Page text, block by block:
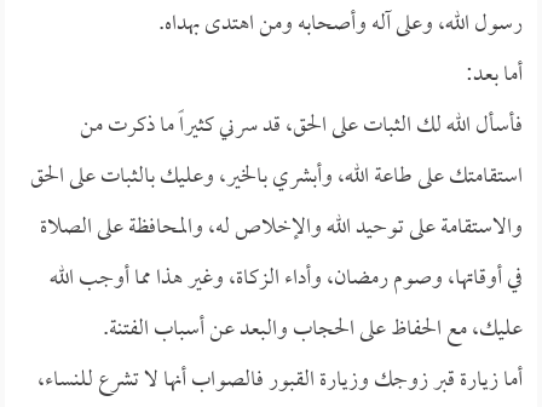
رسول الله، وعلى آله وأصحابه ومن اهتدى بهداه.
أما بعد:
فأسأل الله لك الثبات على الحق، قد سرني كثيراً ما ذكرت من
استقامتك على طاعة الله، وأبشري بالخير، وعليك بالثبات على الحق
والاستقامة على توحيد الله والإخلاص له، والمحافظة على الصلاة
في أوقاتها، وصوم رمضان، وأداء الزكاة، وغير هذا مما أوجب الله
عليك، مع الحفاظ على الحجاب والبعد عن أسباب الفتنة.
أما زيارة قبر زوجك وزيارة القبور فالصواب أنها لا تشرع للنساء،